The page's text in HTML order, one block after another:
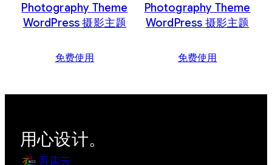
Photography Theme
WordPress 摄影主题
免费使用
Photography Theme
WordPress 摄影主题
免费使用
用心设计。
吾店云